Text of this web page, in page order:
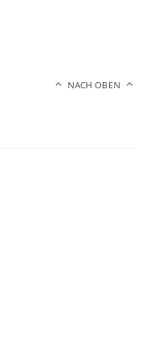
NACH OBEN